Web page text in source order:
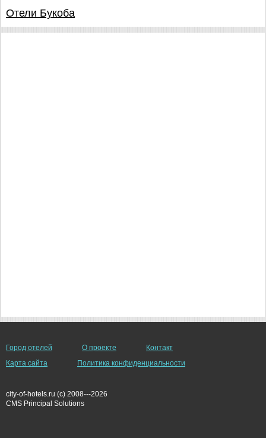
Отели Букоба
Город отелей О проекте
Контакт
Карта сайта
Политика конфиденциальности
city-of-hotels.ru (c) 2008---2026
СMS Principal Solutions